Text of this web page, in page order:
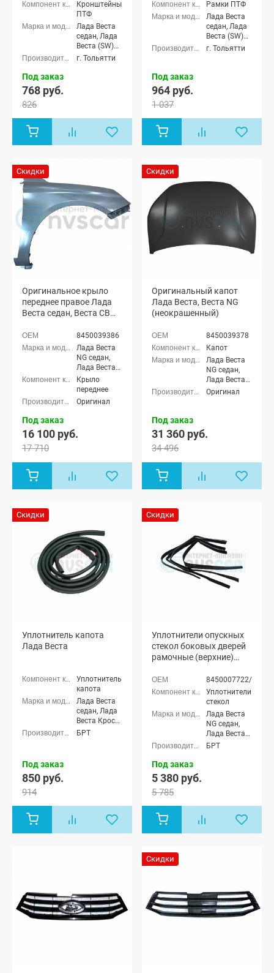
ФЛ лифтбек,
Лада Гранта
ФЛ Кросс
универсал,
Лада Гранта
ФЛ Спорт,
Актив
лифтбек,
Лада Ларгус
5 мест, Лада
Кросс 5
мест, Лада
Ларгус
Кросс 7
мест, Лада
мест, Лада
Ларгус FL
Кросс 7
On-Do,
Рестайлинг,
Datsun Mi-Do
Кронштейны
ПТФ
Лада Веста
седан, Лада
Веста (SW)
универсал
г. Тольятти
Под заказ
768 руб.
826
Рамки ПТФ
Лада Веста
седан, Лада
Веста (SW)
универсал
г. Тольятти
Под заказ
964 руб.
1 037
Скидки
Оригинальное крыло
переднее правое Лада
Веста седан, Веста СВ
(неокрашенное)8450039386
Лада Веста
NG седан,
Лада Веста
NG (SW)
универсал,
Лада Веста
седан, Лада
Крыло
переднее
Оригинал
Под заказ
16 100 руб.
17 710
Скидки
Оригинальный капот
Лада Веста, Веста NG
(неокрашенный)
8450039378
Капот
Лада Веста
NG седан,
Лада Веста
NG Кросс
Лада Веста
Лада Веста
седан, Лада
Лада Веста
(SW) Кросс
универсал
Оригинал
Под заказ
31 360 руб.
34 496
Скидки
Уплотнитель капота
Лада Веста
Уплотнитель
капота
Лада Веста
седан, Лада
Веста Кросс
седан, Лада
БРТ
Под заказ
850 руб.
914
Скидки
Уплотнители опускных
стекол боковых дверей
рамочные (верхние)
8450007722/23
Уплотнители
стекол
Лада Веста
NG седан,
Лада Веста
NG (SW)
БРТ
Под заказ
5 380 руб.
5 785
Скидки